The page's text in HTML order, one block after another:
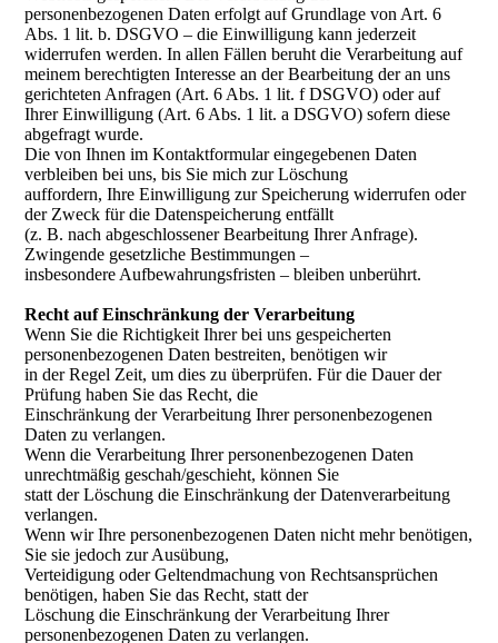
personenbezogenen Daten erfolgt auf Grundlage von Art. 6
Abs. 1 lit. b. DSGVO – die Einwilligung kann jederzeit
widerrufen werden. In allen Fällen beruht die Verarbeitung auf
meinem berechtigten Interesse an der Bearbeitung der an uns
gerichteten Anfragen (Art. 6 Abs. 1 lit. f DSGVO) oder auf
Ihrer Einwilligung (Art. 6 Abs. 1 lit. a DSGVO) sofern diese
abgefragt wurde.
Die von Ihnen im Kontaktformular eingegebenen Daten
verbleiben bei uns, bis Sie mich zur Löschung
auffordern, Ihre Einwilligung zur Speicherung widerrufen oder
der Zweck für die Datenspeicherung entfällt
(z. B. nach abgeschlossener Bearbeitung Ihrer Anfrage).
Zwingende gesetzliche Bestimmungen –
insbesondere Aufbewahrungsfristen – bleiben unberührt.
Recht auf Einschränkung der Verarbeitung
Wenn Sie die Richtigkeit Ihrer bei uns gespeicherten
personenbezogenen Daten bestreiten, benötigen wir
in der Regel Zeit, um dies zu überprüfen. Für die Dauer der
Prüfung haben Sie das Recht, die
Einschränkung der Verarbeitung Ihrer personenbezogenen
Daten zu verlangen.
Wenn die Verarbeitung Ihrer personenbezogenen Daten
unrechtmäßig geschah/geschieht, können Sie
statt der Löschung die Einschränkung der Datenverarbeitung
verlangen.
Wenn wir Ihre personenbezogenen Daten nicht mehr benötigen,
Sie sie jedoch zur Ausübung,
Verteidigung oder Geltendmachung von Rechtsansprüchen
benötigen, haben Sie das Recht, statt der
Löschung die Einschränkung der Verarbeitung Ihrer
personenbezogenen Daten zu verlangen.